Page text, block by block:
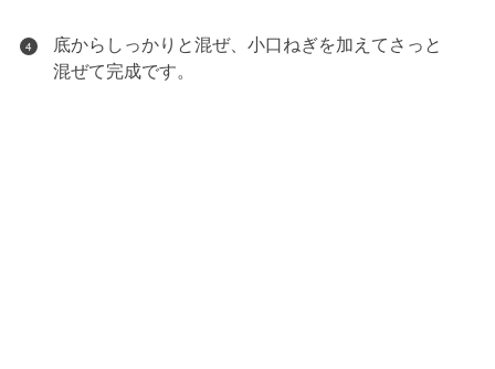
4
底からしっかりと混ぜ、小口ねぎを加えてさっと
混ぜて完成です。